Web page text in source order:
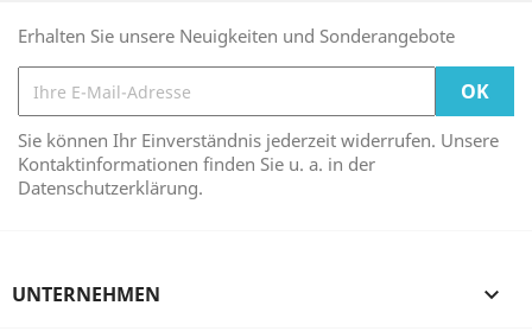
Erhalten Sie unsere Neuigkeiten und Sonderangebote
Sie können Ihr Einverständnis jederzeit widerrufen. Unsere
Kontaktinformationen finden Sie u. a. in der
Datenschutzerklärung.
UNTERNEHMEN 